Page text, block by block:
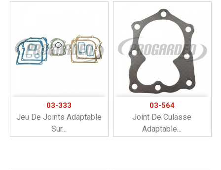
03-333
Jeu De Joints Adaptable
Sur...
03-564
Joint De Culasse
Adaptable...